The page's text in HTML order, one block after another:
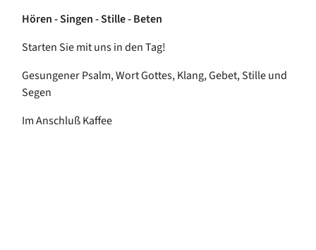
Hören - Singen - Stille - Beten
Starten Sie mit uns in den Tag!
Gesungener Psalm, Wort Gottes, Klang, Gebet, Stille und
Segen
Im Anschluß Kaffee